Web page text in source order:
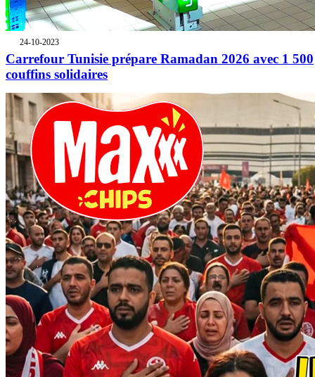
24-10-2023
Carrefour Tunisie prépare Ramadan 2026 avec 1 500
couffins solidaires